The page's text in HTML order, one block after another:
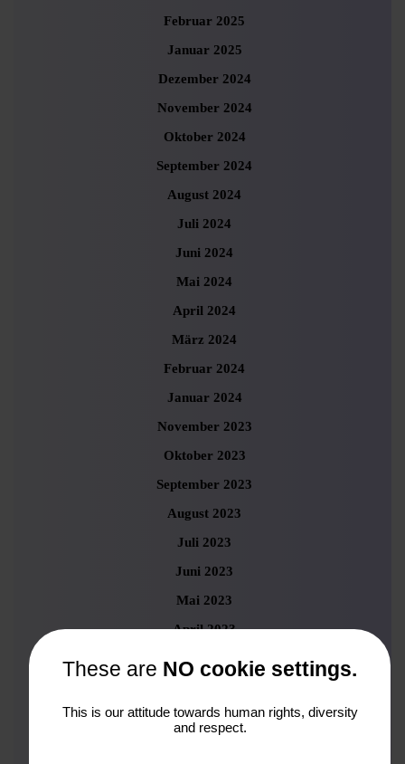
Februar 2025
Januar 2025
Dezember 2024
November 2024
Oktober 2024
September 2024
August 2024
Juli 2024
Juni 2024
Mai 2024
April 2024
März 2024
Februar 2024
Januar 2024
November 2023
Oktober 2023
September 2023
August 2023
Juli 2023
Juni 2023
Mai 2023
April 2023
Januar 2023
These are NO cookie settings.
This is our attitude towards human rights, diversity
and respect.